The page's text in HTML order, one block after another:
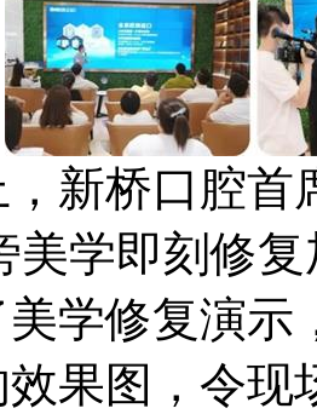
，新桥口腔
美学即刻修
学修复演示
果图，令现